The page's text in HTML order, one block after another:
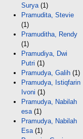
Surya (1)
Pramudita, Stevie
(1)
Pramuditha, Rendy
(1)
Pramudiya, Dwi
Putri (1)
Pramudya, Galih (1)
Pramudya, Istiqfarin
Ivoni (1)
Pramudya, Nabilah
esa (1)
Pramudya, Nabilah
Esa (1)